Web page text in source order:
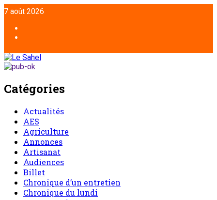
7 août 2026
Catégories
Actualités
AES
Agriculture
Annonces
Artisanat
Audiences
Billet
Chronique d’un entretien
Chronique du lundi